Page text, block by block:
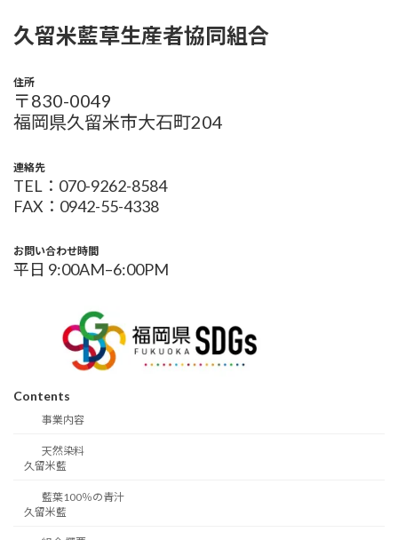
久留米藍草生産者協同組合
住所
〒830-0049
福岡県久留米市大石町204
連絡先
TEL：070-9262-8584
FAX：0942-55-4338
お問い合わせ時間
平日 9:00AM–6:00PM
Contents
事業内容
天然染料
久留米藍
藍葉100％の青汁
久留米藍